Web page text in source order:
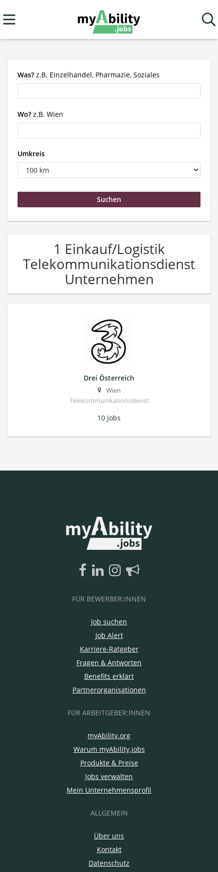
Was? z.B. Einzelhandel, Pharmazie, Soziales
Wo? z.B. Wien
Umkreis
1 Einkauf/Logistik
Telekommunikationsdienst
Unternehmen
Drei Österreich
Wien
Telekommunikationsdienst
10 Jobs
FÜR BEWERBER:INNEN
Job suchen
Job Alert
Karriere-Ratgeber
Fragen & Antworten
Benefits erklärt
Partnerorganisationen
FÜR ARBEITGEBER:INNEN
myAbility.org
Warum myAbility.jobs
Produkte & Preise
Jobs verwalten
Mein Unternehmensprofil
ALLGEMEIN
Über uns
Kontakt
Datenschutz